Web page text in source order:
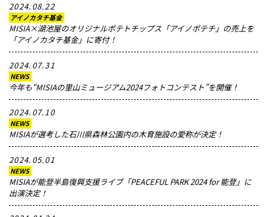
2024.08.22
アイノカタチ基金
MISIA×湖池屋のオリジナルポテトチップス「アイノポテチ」の売上を
「アイノカタチ基金」に寄付！
2024.07.31
NEWS
今年も“MISIAの里山ミュージアム2024フォトコンテスト”を開催！
2024.07.10
NEWS
MISIAが選考した石川県森林公園内の木育施設の愛称が決定！
2024.05.01
NEWS
MISIAが能登半島復興支援ライブ「PEACEFUL PARK 2024 for 能登」に
出演決定！